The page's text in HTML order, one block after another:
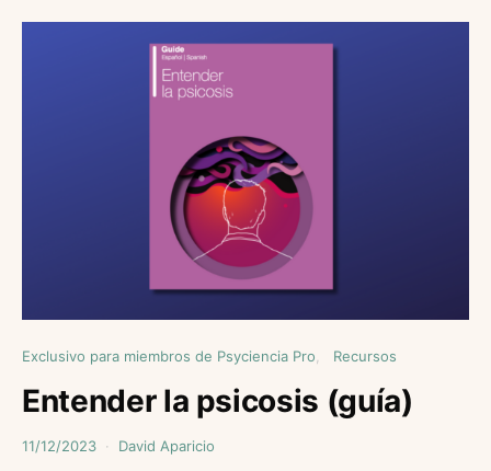
Exclusivo para miembros de Psyciencia Pro Recursos
Entender la psicosis (guía)
11/12/2023 David Aparicio